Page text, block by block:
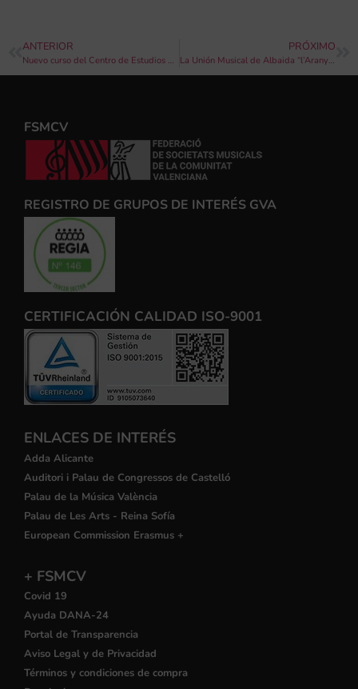
ANTERIOR
Nuevo curso del Centro de Estudios de FSMCV
PRÓXIMO
La Unión Musical de Albaida “l’Aranya” suspende la Quinta edición del Concurso de Composición de Pasodobles D.Fernando Tormo Ibáñez del 2021.
FSMCV
REGISTRO DE GRUPOS DE INTERÉS GVA
CERTIFICACIÓN CALIDAD ISO-9001
ENLACES DE INTERÉS
Adda Alicante
Auditori i Palau de Congressos de Castelló
Palau de la Música València
Palau de Les Arts - Reina Sofía
European Commission Erasmus +
+ FSMCV
Covid 19
Ayuda DANA-24
Portal de Transparencia
Aviso Legal y de Privacidad
Términos y condiciones de compra